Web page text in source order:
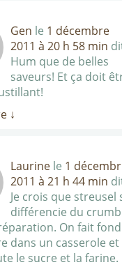
Gen le 1 décembre
2011 à 20 h 58 min
Hum que de belles
saveurs! Et ça doit
↓
Laurine le 1
2011 à 21 h 44 min
Je crois que streusel
différencie du
On fait
dans un casserole et
le sucre et la farine.